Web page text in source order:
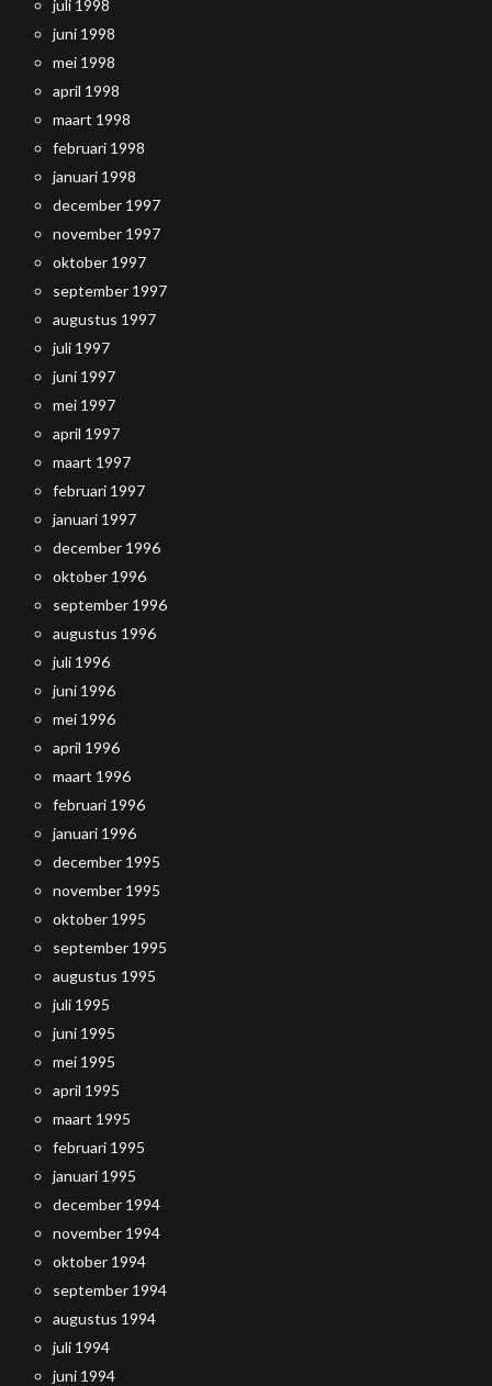
juli 1998
juni 1998
mei 1998
april 1998
maart 1998
februari 1998
januari 1998
december 1997
november 1997
oktober 1997
september 1997
augustus 1997
juli 1997
juni 1997
mei 1997
april 1997
maart 1997
februari 1997
januari 1997
december 1996
oktober 1996
september 1996
augustus 1996
juli 1996
juni 1996
mei 1996
april 1996
maart 1996
februari 1996
januari 1996
december 1995
november 1995
oktober 1995
september 1995
augustus 1995
juli 1995
juni 1995
mei 1995
april 1995
maart 1995
februari 1995
januari 1995
december 1994
november 1994
oktober 1994
september 1994
augustus 1994
juli 1994
juni 1994